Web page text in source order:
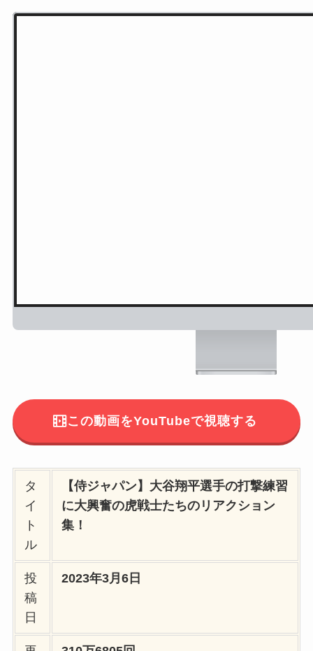
この動画をYouTubeで視聴する
タ
イ
ト
ル
【侍ジャパン】大谷翔平選手の打撃練習
に大興奮の虎戦士たちのリアクション
集！
投
稿
日
2023年3月6日